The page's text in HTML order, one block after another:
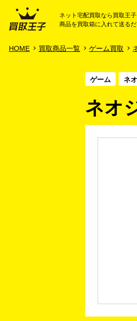
ネット宅配買取なら買取王子
商品を買取箱に入れて送るだ
HOME 買取商品一覧 ゲーム買取
ゲーム ネ
ネオ